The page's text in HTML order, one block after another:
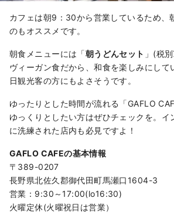
カフェは朝9：30から営業しているため、
のもオススメです。
朝食メニューには「朝うどんセット 」(税
ヴィーガン食だから、和食を楽しみにして
日観光客の方にもよさそうです。
ゆったりとした時間が流れる「GAFLO
ゆっくりとしたい方はぜひチェックを。イ
に洗練された店内も必見ですよ！
GAFLO CAFEの基本情報
〒389-0207
長野県北佐久郡御代田町馬瀬口1604-3
営業：9:30～17:00(lo16:30)
火曜定休(火曜祝日は営業）